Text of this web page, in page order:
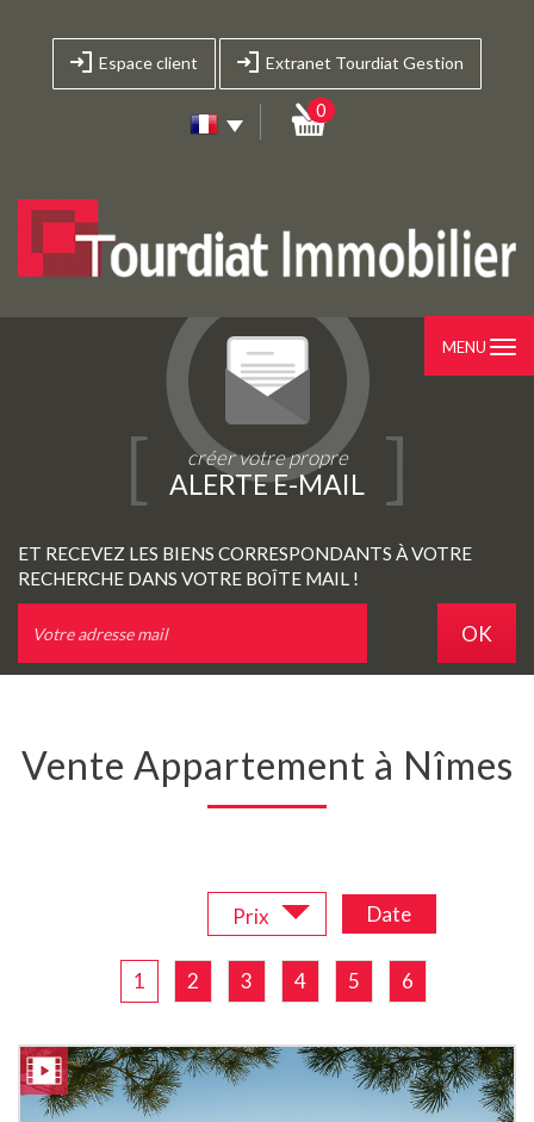
Espace client Extranet Tourdiat Gestion
0
MENU
créer votre propre
ALERTE E-MAIL
ET RECEVEZ LES BIENS CORRESPONDANTS À VOTRE
RECHERCHE DANS VOTRE BOÎTE MAIL !
OK
Vente Appartement à Nîmes
Prix Date
1 2 3 4 5 6